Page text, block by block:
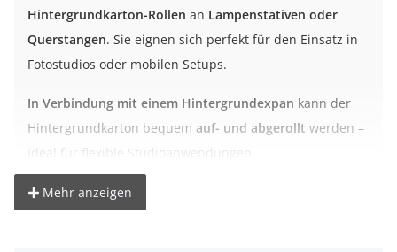
Hintergrundkarton-Rollen an Lampenstativen oder
Querstangen. Sie eignen sich perfekt für den Einsatz in
Fotostudios oder mobilen Setups.
In Verbindung mit einem Hintergrundexpan kann der
Hintergrundkarton bequem auf- und abgerollt werden –
ideal für flexible Studioanwendungen.
Dank der stabilen Metallkonstruktion mit einer Traglast
Mehr anzeigen